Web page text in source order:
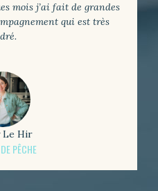
mois j’ai fait de grandes
qui est très
Le Hir
PÊCHE